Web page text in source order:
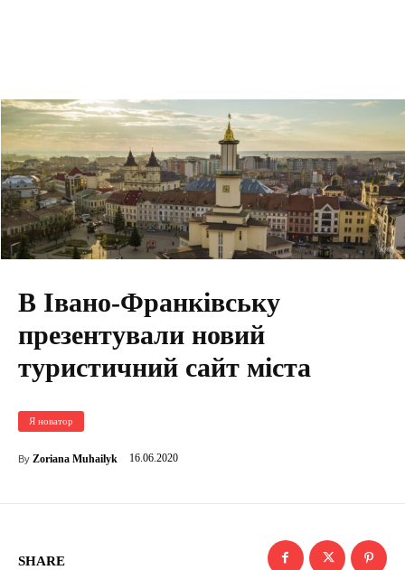
В Івано-Франківську
презентували новий
туристичний сайт міста
Я новатор
By Zoriana Muhailyk 16.06.2020
SHARE